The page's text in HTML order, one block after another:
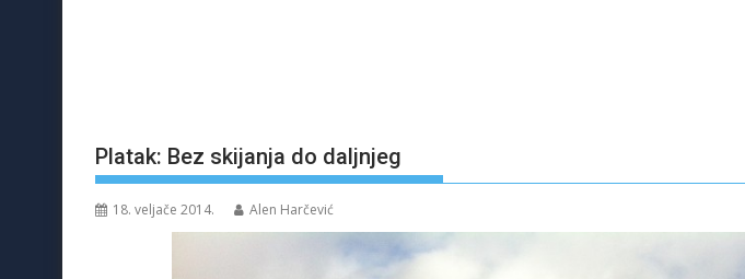
Platak: Bez skijanja do daljnjeg
18. veljače 2014. Alen Harčević